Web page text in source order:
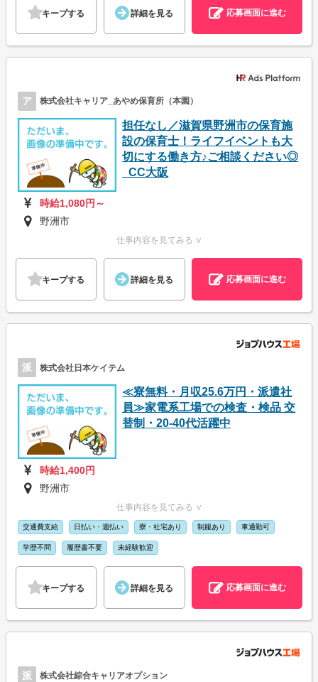
キープする 詳細を見る 応募画面に進む
ア 株式会社キャリア_あやめ保育所（本園）
担任なし／滋賀県野洲市の保育施
設の保育士！ライフイベントも大
切にする働き方♪ご相談ください◎
_CC大阪
時給1,080円～
野洲市
仕事内容を見てみる ∨
キープする 詳細を見る 応募画面に進む
派 株式会社日本ケイテム
≪寮無料・月収25.6万円・派遣社
員≫家電系工場での検査・検品 交
替制・20-40代活躍中
時給1,400円
野洲市
仕事内容を見てみる ∨
交通費支給 日払い・週払い 寮・社宅あり 制服あり 車通勤可
学歴不問 履歴書不要 未経験歓迎
キープする 詳細を見る 応募画面に進む
派 株式会社綜合キャリアオプション